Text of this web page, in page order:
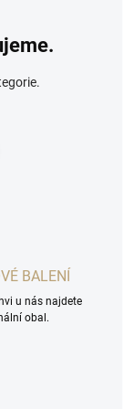
BALENÍ
u nás najdete
obal.